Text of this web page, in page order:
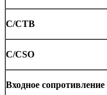
C/CTB
C/CSO
Входное сопротивление